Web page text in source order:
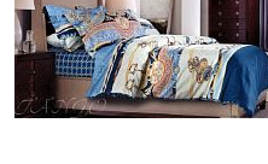
В наличии